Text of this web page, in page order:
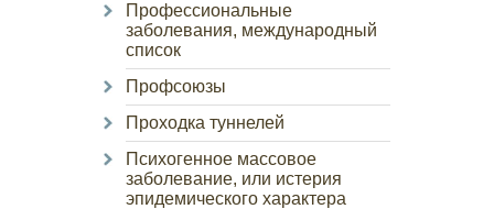
Профессиональные
заболевания, международный
список
Профсоюзы
Проходка туннелей
Психогенное массовое
заболевание, или истерия
эпидемического характера